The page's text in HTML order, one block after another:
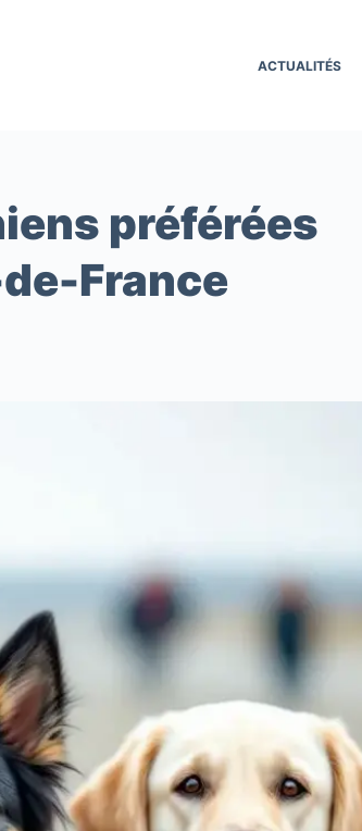
ACTUALITÉS
préférées
France